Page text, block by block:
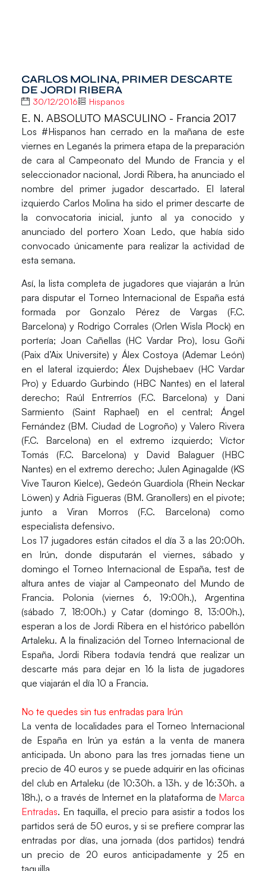
CARLOS MOLINA, PRIMER DESCARTE
DE JORDI RIBERA
30/12/2016 Hispanos
E. N. ABSOLUTO MASCULINO - Francia 2017
Los #Hispanos han cerrado en la mañana de este
viernes en Leganés la primera etapa de la preparación
de cara al Campeonato del Mundo de Francia y el
seleccionador nacional, Jordi Ribera,ha anunciado el
nombre del primer jugador descartado. El lateral
izquierdo Carlos Molina ha sido el primer descarte de
la convocatoria inicial, junto al ya conocido y
anunciado del portero Xoan Ledo, que había sido
convocado únicamente para realizar la actividad de
esta semana.
Así, la lista completa de jugadores que viajarán a Irún
para disputar el Torneo Internacional de España está
formada porGonzalo Pérez de Vargas (F.C.
Barcelona) y Rodrigo Corrales (Orlen Wisla Plock) en
portería; Joan Cañellas (HC Vardar Pro), Iosu Goñi
(Paix d’Aix Universite) y Álex Costoya (Ademar León)
en el lateral izquierdo; Álex Dujshebaev(HC Vardar
Pro) y Eduardo Gurbindo (HBC Nantes) en el lateral
derecho; Raúl Entrerríos (F.C. Barcelona) y Dani
Sarmiento (Saint Raphael) en el central;Ángel
Fernández (BM. Ciudad de Logroño) y Valero Rivera
(F.C. Barcelona) en el extremo izquierdo;Víctor
Tomás (F.C. Barcelona) yDavid Balaguer(HBC
Nantes) en el extremo derecho; Julen Aginagalde(KS
Vive Tauron Kielce), Gedeón Guardiola (Rhein Neckar
Löwen) y Adrià Figueras (BM. Granollers) en el pivote;
junto a Viran Morros (F.C. Barcelona) como
especialista defensivo.
Los 17 jugadores están citados el día 3 a las 20:00h.
en Irún, donde disputarán el viernes, sábado y
domingo el Torneo Internacional de España, test de
altura antes de viajar al Campeonato del Mundo de
Francia. Polonia (viernes 6, 19:00h.),Argentina
(sábado 7, 18:00h.) yCatar(domingo 8, 13:00h.),
esperan a los de Jordi Ribera en el histórico pabellón
Artaleku. A la finalización delTorneo Internacional de
España, Jordi Ribera todavía tendrá que realizar un
descarte más para dejar en 16 la lista de jugadores
que viajarán el día 10 a Francia.
No te quedes sin tus entradas para Irún
La venta de localidades para elTorneo Internacional
de España en Irún ya están a la venta de manera
anticipada. Un abono para las tres jornadas tiene un
precio de 40 euros y se puede adquirir en las oficinas
del club en Artaleku (de 10:30h. a 13h. y de 16:30h. a
18h.), o a través de Internet en la plataforma de Marca
Entradas. En taquilla, el precio para asistir a todos los
partidos será de 50 euros, y si se prefiere comprar las
entradas por días, una jornada (dos partidos) tendrá
un precio de 20 euros anticipadamente y 25 en
taquilla.